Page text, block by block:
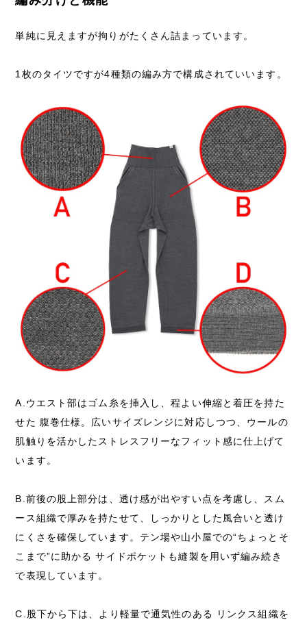
単純に見えますが拘りがたくさん詰まっています。
1枚のタイツですが4種類の編み方で構成されていいます。
A.ウエスト部はゴム糸を挿入し、程よい伸縮と着圧を持た
せた 腹巻仕様。広いサイズレンジに対応しつつ、ウールの
肌触りを活かしたストレスフリーなフィット感に仕上げて
います。
B.前後の股上部分は、透け感が出やすい点を考慮し、スム
ース組織で厚みを持たせて、しっかりとした風合いと透け
にくさを確保しています。テン場や山小屋での“ちょっとそ
こまで”に助かる サイドポケットも縫製を用いず編み続き
で表現しています。
C.股下から下は、より軽量で通気性のある リンクス組織を